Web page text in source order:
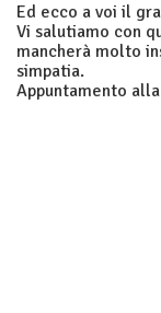
Ed ecco a voi il
Vi salutiamo con
mancherà molto
simpatia.
Appuntamento